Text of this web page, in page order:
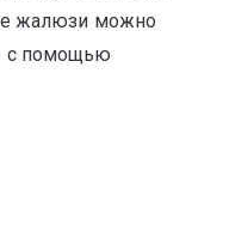
жалюзи можно
с помощью